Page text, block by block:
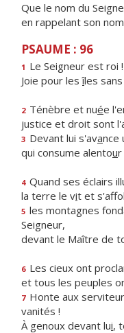
Que le nom du
en rappelant son
PSAUME : 96
1 Le Seigneur est roi
Joie pour lesîles
2 Ténèbre et nuée
justice et droit sont
3 Devant lui s'avance
qui consume alentour
4 Quand ses éclairs
la terre le vit et
5 les montagnes
Seigneur,
devant le Maître de
6 Les cieux ont
et tous les peuples
7 Honte aux
vanités !
À genoux devant lui,